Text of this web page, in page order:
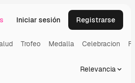
Iniciar sesión Registrarse
Trofeo Medalla Celebracion
Relevancia